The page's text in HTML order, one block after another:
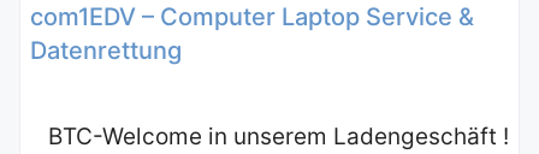
com1EDV – Computer Laptop Service &
Datenrettung
BTC-Welcome in unserem Ladengeschäft !